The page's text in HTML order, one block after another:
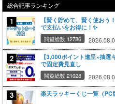
総合記事ランキング
【賢く貯めて、賢く使おう
で支払いをお得に！✨
閲覧総数 12786
【3,000ポイント進呈×抽
で固定費見直し
閲覧総数 21028
楽天ラッキーくじ一覧（PC